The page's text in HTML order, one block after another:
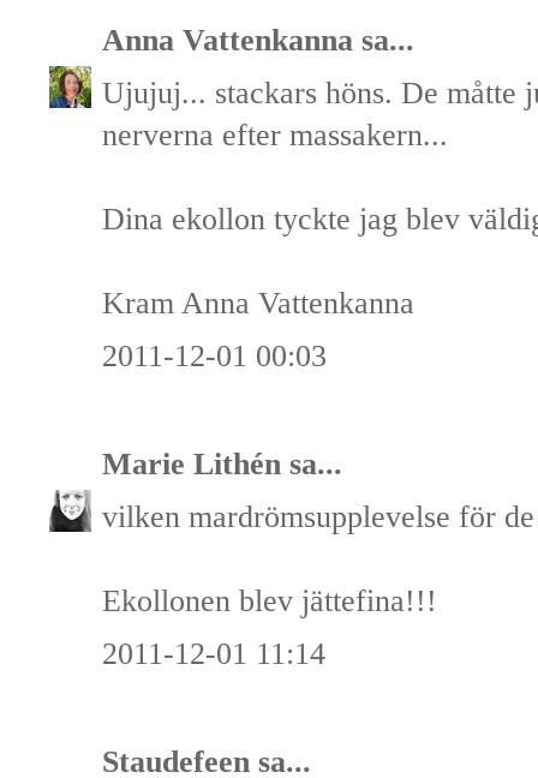
Anna Vattenkanna sa...
Ujujuj... stackars höns. De måtte
nerverna efter massakern...
Dina ekollon tyckte jag blev
Kram Anna Vattenkanna
2011-12-01 00:03
Marie Lithén sa...
vilken mardrömsupplevelse för
Ekollonen blev jättefina!!!
2011-12-01 11:14
Staudefeen sa...